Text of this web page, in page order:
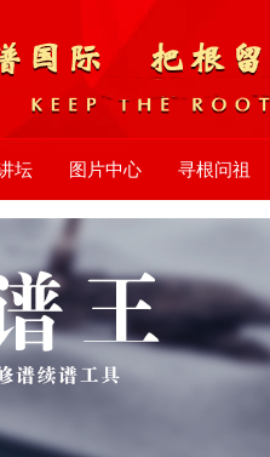
坛 图片中心 寻根问祖